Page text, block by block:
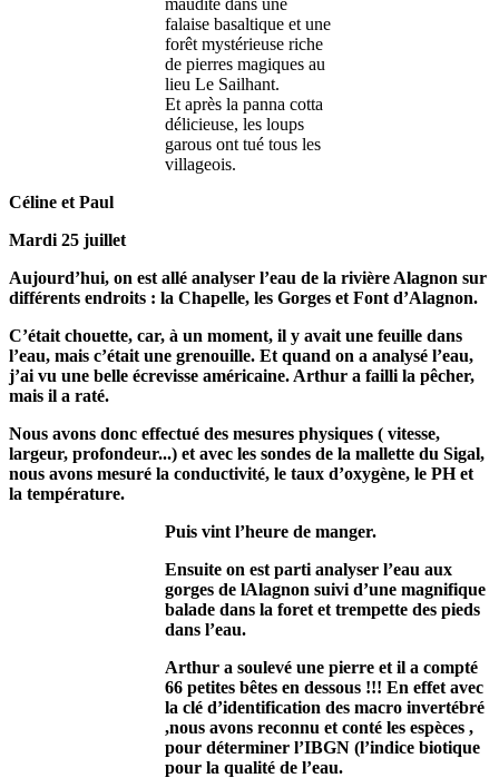
maudite dans une
falaise basaltique et une
forêt mystérieuse riche
de pierres magiques au
lieu Le Sailhant.
Et après la panna cotta
délicieuse, les loups
garous ont tué tous les
villageois.
Céline et Paul
Mardi 25 juillet
Aujourd’hui, on est allé analyser l’eau de la rivière Alagnon sur
différents endroits : la Chapelle, les Gorges et Font d’Alagnon.
C’était chouette, car, à un moment, il y avait une feuille dans
l’eau, mais c’était une grenouille. Et quand on a analysé l’eau,
j’ai vu une belle écrevisse américaine. Arthur a failli la pêcher,
mais il a raté.
Nous avons donc effectué des mesures physiques ( vitesse,
largeur, profondeur...) et avec les sondes de la mallette du Sigal,
nous avons mesuré la conductivité, le taux d’oxygène, le PH et
la température.
Puis vint l’heure de manger.
Ensuite on est parti analyser l’eau aux
gorges de lAlagnon suivi d’une magnifique
balade dans la foret et trempette des pieds
dans l’eau.
Arthur a soulevé une pierre et il a compté
66 petites bêtes en dessous !!! En effet avec
la clé d’identification des macro invertébré
,nous avons reconnu et conté les espèces ,
pour déterminer l’IBGN (l’indice biotique
pour la qualité de l’eau.